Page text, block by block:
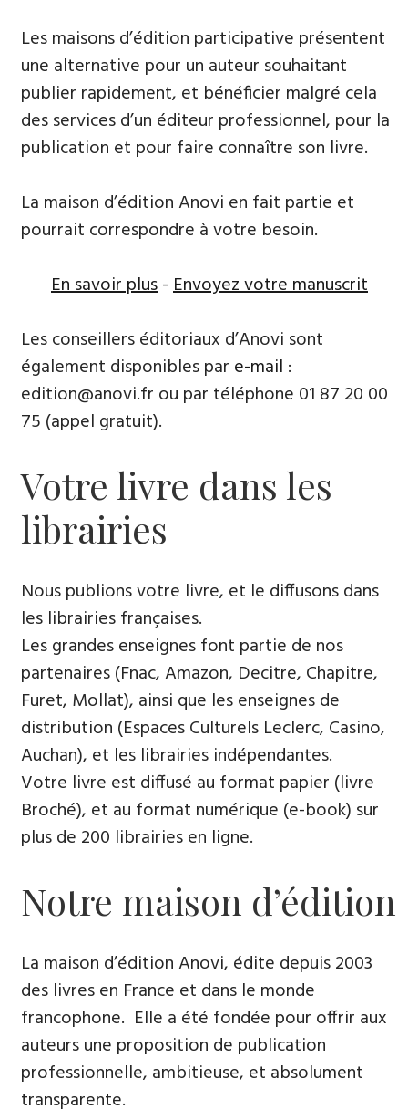
Les maisons d’édition participative présentent
une alternative pour un auteur souhaitant
publier rapidement, et bénéficier malgré cela
des services d’un éditeur professionnel, pour la
publication et pour faire connaître son livre.
La maison d’édition Anovi en fait partie et
pourrait correspondre à votre besoin.
En savoir plus-Envoyez votre manuscrit
Les conseillers éditoriaux d’Anovi sont
également disponibles par e-mail :
edition@anovi.fr ou par téléphone ​​0​1 87 20 00
75 (appel gratuit).
Votre livre dans les
librairies
Nous publions votre livre, et le diffusons dans
les librairies françaises​.
Les grandes enseignes font partie de nos
partenaires (Fnac, Amazon, Decitre, Chapitre,
Furet, Mollat), ainsi que les enseignes de
distribution (Espaces Culturels Leclerc, Casino,
Auchan), et les librairies indépendantes.
Votre livre est diffusé au format papier (livre
Broché), et au format numérique (e-book) sur
plus de 200 librairies en ligne.
Notre maison d’édition
La maison d’édition Anovi, édite depuis 2003
des livres en France et dans le monde
francophone. Elle a été fondée pour offrir aux
auteurs une proposition de publication
professionnelle, ambitieuse, et absolument
transparente.